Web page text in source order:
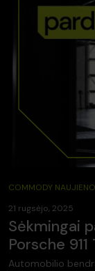
COMMODY
21 rugsėjo, 2025
Sėkmingai
Porsche
Automobilio